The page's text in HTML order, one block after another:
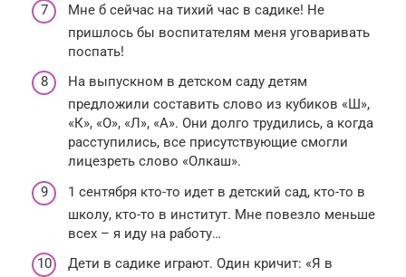
Мне б сейчас на тихий час в садике! Не
пришлось бы воспитателям меня уговаривать
поспать!
На выпускном в детском саду детям
предложили составить слово из кубиков «Ш»,
«К», «О», «Л», «А». Они долго трудились, а когда
расступились, все присутствующие смогли
лицезреть слово «Олкаш».
1 сентября кто-то идет в детский сад, кто-то в
школу, кто-то в институт. Мне повезло меньше
всех – я иду на работу…
Дети в садике играют. Один кричит: «Я в